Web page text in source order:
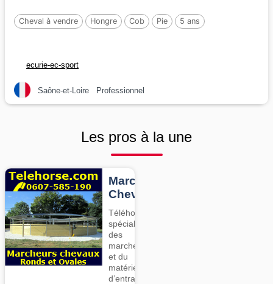
Cheval à vendre Hongre Cob Pie 5 ans
ecurie-ec-sport
Saône-et-Loire Professionnel
Les pros à la une
Marcheurs
Chevaux
Téléhorse,
spécialiste
des
marcheurs
et du
matériel
d’entrainement